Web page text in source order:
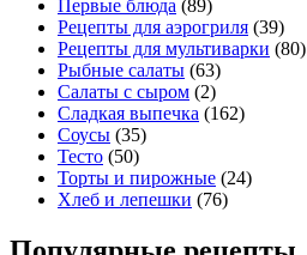
Первые блюда (89)
Рецепты для аэрогриля (39)
Рецепты для мультиварки (80)
Рыбные салаты (63)
Салаты с сыром (2)
Сладкая выпечка (162)
Соусы (35)
Тесто (50)
Торты и пирожные (24)
Хлеб и лепешки (76)